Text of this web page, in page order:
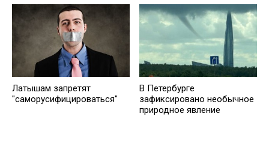
Латышам запретят
"саморусифицироваться"
В Петербурге
зафиксировано необычное
природное явление